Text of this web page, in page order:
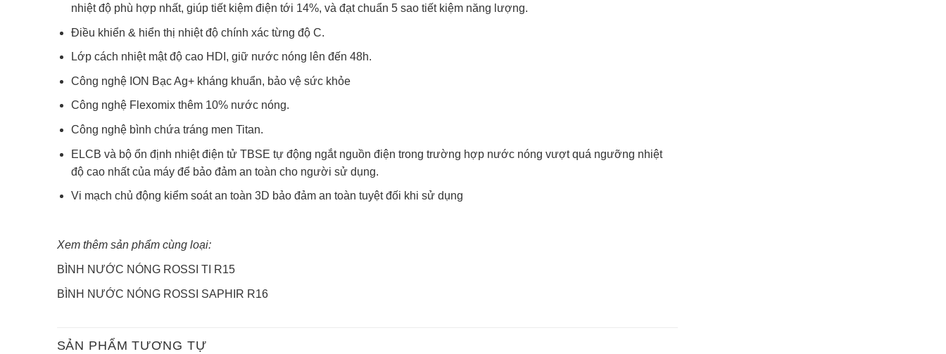
nhiệt độ phù hợp nhất, giúp tiết kiệm điện tới 14%, và đạt chuẩn 5 sao tiết kiệm năng lượng.
Điều khiển & hiển thị nhiệt độ chính xác từng độ C.
Lớp cách nhiệt mật độ cao HDI, giữ nước nóng lên đến 48h.
Công nghệ ION Bạc Ag+ kháng khuẩn, bảo vệ sức khỏe
Công nghệ Flexomix thêm 10% nước nóng.
Công nghệ bình chứa tráng men Titan.
ELCB và bộ ổn định nhiệt điện tử TBSE tự động ngắt nguồn điện trong trường hợp nước nóng vượt quá ngưỡng nhiệt
độ cao nhất của máy để bảo đảm an toàn cho người sử dụng.
Vi mạch chủ động kiểm soát an toàn 3D bảo đảm an toàn tuyệt đối khi sử dụng
Xem thêm sản phẩm cùng loại:
BÌNH NƯỚC NÓNG ROSSI TI R15
BÌNH NƯỚC NÓNG ROSSI SAPHIR R16
SẢN PHẨM TƯƠNG TỰ